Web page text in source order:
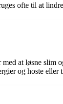
ofte til at
at løsne slim
og hoste eller